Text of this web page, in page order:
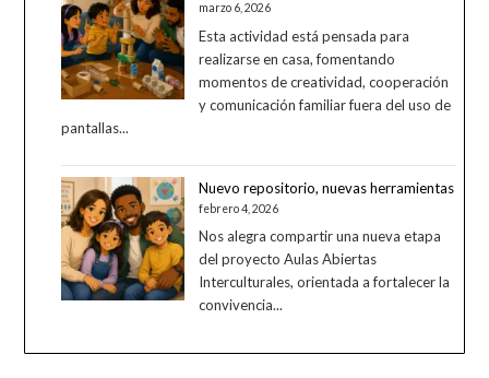
marzo 6, 2026
Esta actividad está pensada para
realizarse en casa, fomentando
momentos de creatividad, cooperación
y comunicación familiar fuera del uso de
pantallas...
Nuevo repositorio, nuevas herramientas
febrero 4, 2026
Nos alegra compartir una nueva etapa
del proyecto Aulas Abiertas
Interculturales, orientada a fortalecer la
convivencia...